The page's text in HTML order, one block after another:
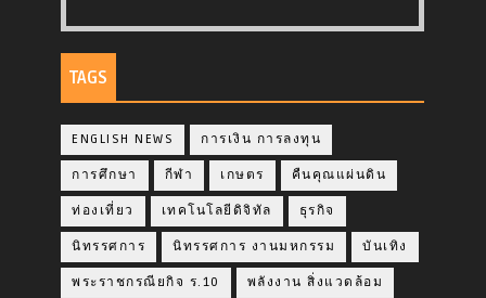
TAGS
ENGLISH NEWS การเงิน การลงทุน
การศึกษา กีฬา เกษตร คืนคุณแผ่นดิน
ท่องเที่ยว เทคโนโลยีดิจิทัล ธุรกิจ
นิทรรศการ นิทรรศการ งานมหกรรม บันเทิง
พระราชกรณียกิจ ร.10 พลังงาน สิ่งแวดล้อม